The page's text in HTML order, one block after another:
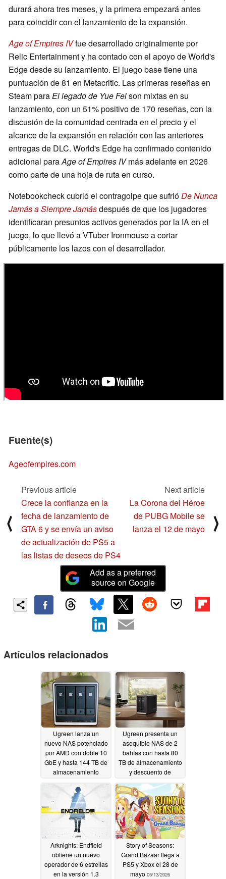
durará ahora tres meses, y la primera empezará antes
para coincidir con el lanzamiento de la expansión.
Age of Empires IVfue desarrollado originalmente por
Relic Entertainment y ha contado con el apoyo de World's
Edge desde su lanzamiento. El juego base tiene una
puntuación de 81 en Metacritic. Las primeras reseñas en
Steam paraEl legado de Yue Feison mixtas en su
lanzamiento, con un 51% positivo de 170 reseñas, con la
discusión de la comunidad centrada en el precio y el
alcance de la expansión en relación con las anteriores
entregas de DLC. World's Edge ha confirmado contenido
adicional paraAge of Empires IVmás adelante en 2026
como parte de una hoja de ruta en curso.
Notebookcheck cubrió el contragolpe que sufrióDe Nunca
Jamás a Siempre Jamásdespués de que los jugadores
identificaran presuntos activos generados por la IA en el
juego, lo que llevó a VTuber Ironmouse a cortar
públicamente los lazos con el desarrollador.
Fuente(s)
Ageofempires.com
⟨
Previous article
Crece la confianza en la
fecha de lanzamiento de
GTA 6 y se envía un aviso
de actualización de PS5 a
las listas de deseos de PS4
Next article
La Corona del Héroe
de PUBG Mobile se
lanza el 12 de mayo
⟩
Add as a preferred
source on Google
Artículos relacionados
Ugreen lanza un
nuevo NAS potenciado
por AMD con doble 10
GbE y hasta 144 TB de
almacenamiento
Ugreen presenta un
asequible NAS de 2
bahías con hasta 80
TB de almacenamiento
y descuento de
lanzamiento06/08/2026
Arknights: Endfield
obtiene un nuevo
operador de 6 estrellas
en la versión 1.3
Story of Seasons:
Grand Bazaar llega a
PS5 y Xbox el 28 de
mayo 05/13/2026